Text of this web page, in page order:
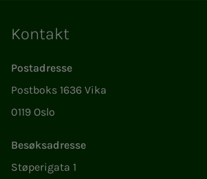
Kontakt
Postadresse
Postboks 1636 Vika
0119 Oslo
Besøksadresse
Støperigata 1